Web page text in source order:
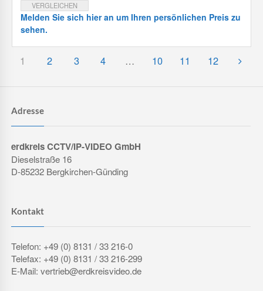
VERGLEICHEN
Melden Sie sich hier an um Ihren persönlichen Preis zu
sehen.
1 2 3 4 … 10 11 12
Adresse
erdkreis CCTV/IP-VIDEO GmbH
Dieselstraße 16
D-85232 Bergkirchen-Günding
Kontakt
Telefon: +49 (0) 8131 / 33 216-0
Telefax: +49 (0) 8131 / 33 216-299
E-Mail: vertrieb@erdkreisvideo.de